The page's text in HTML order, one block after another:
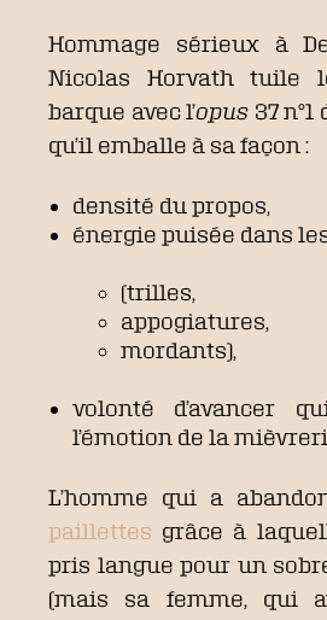
Hommage sérieux à
Nicolas Horvath tuile
barque avec l’opus 37
qu’il emballe à sa façon :
densité du propos,
énergie puisée dans
(trilles,
appogiatures,
mordants),
volonté d’avancer
l’émotion de la
L’homme qui a
paillettes grâce à
pris langue pour un
(mais sa femme, qui